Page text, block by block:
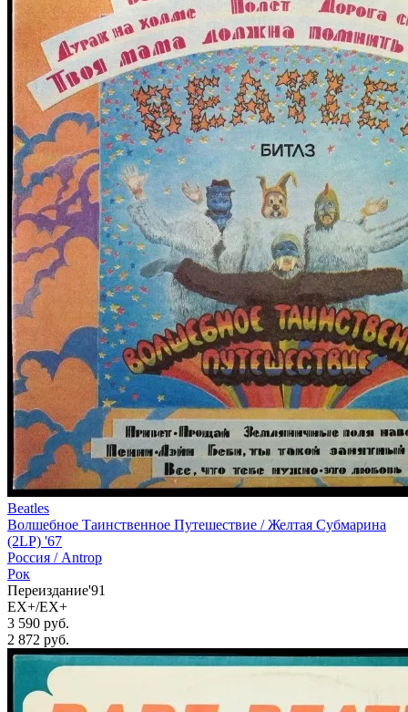
Beatles
Волшебное Таинственное Путешествие / Желтая Субмарина
(2LP) '67
Россия / Antrop
Рок
Переиздание'91
EX+/EX+
3 590 руб.
2 872 руб.